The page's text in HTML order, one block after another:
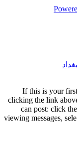
If this is your
clicking the link
can post: click
viewing messages,